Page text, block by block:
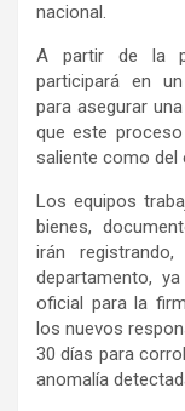
nacional.
A partir de la
participará en
para asegurar
que este
saliente como del
Los equipos
bienes,
irán
departamento,
oficial para la
los nuevos
30 días para
anomalía